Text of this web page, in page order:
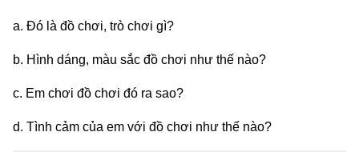
a. Đó là đồ chơi, trò chơi gì?
b. Hình dáng, màu sắc đồ chơi như thế nào?
c. Em chơi đồ chơi đó ra sao?
d. Tình cảm của em với đồ chơi như thế nào?